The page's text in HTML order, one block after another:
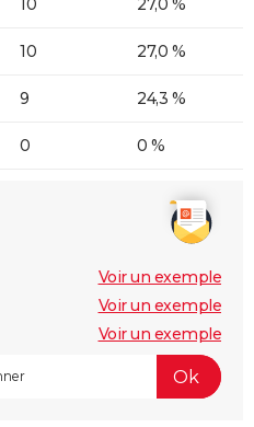
10 27,0 %
10 27,0 %
9 24,3 %
0 0 %
Voir un exemple
Voir un exemple
Voir un exemple